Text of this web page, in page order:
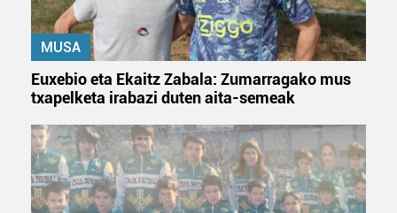
MUSA
Euxebio eta Ekaitz Zabala: Zumarragako mus
txapelketa irabazi duten aita-semeak